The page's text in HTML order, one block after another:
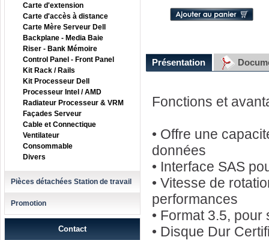
Carte d'extension
Carte d'accès à distance
Carte Mère Serveur Dell
Backplane - Media Baie
Riser - Bank Mémoire
Control Panel - Front Panel
Kit Rack / Rails
Kit Processeur Dell
Processeur Intel / AMD
Radiateur Processeur & VRM
Façades Serveur
Cable et Connectique
Ventilateur
Consommable
Divers
Pièces détachées Station de travail
Promotion
Contact
Présentation
Fonctions et
• Offre une
données
• Interface SAS
• Vitesse de
performances
• Format 3.5,
• Disque Dur